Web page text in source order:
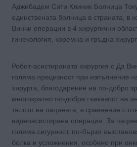
Аджибадем Сити Клиник Болница
единствената болница в страната, в
Винчи операции в 4 хирургични
гинекология, коремна и гръдна
Робот-асистираната хирургия с Да
голяма прецизност при изпълнение
хирурга, благодарение на по-добро
многократно по-добра гъвкавост на
тялото на пациента, в сравнение с
видеоасистирана операция. За
голяма сигурност, по-бързо
болка и усложнения, особено при